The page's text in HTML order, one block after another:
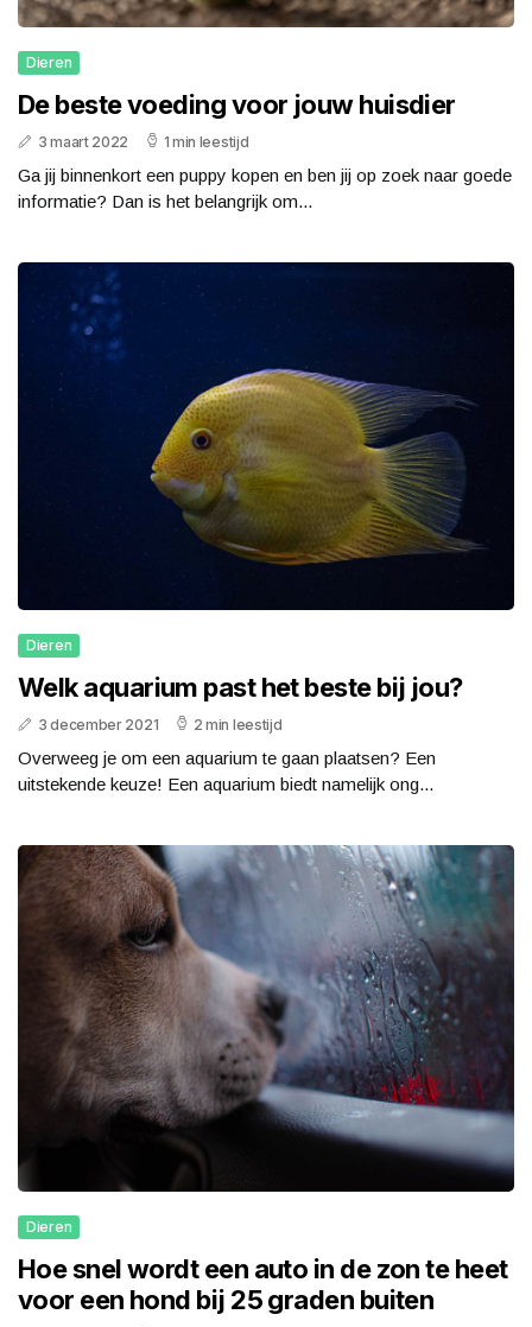
Dieren
De beste voeding voor jouw huisdier
3 maart 2022 1 min leestijd
Ga jij binnenkort een puppy kopen en ben jij op zoek naar goede
informatie? Dan is het belangrijk om...
Dieren
Welk aquarium past het beste bij jou?
3 december 2021 2 min leestijd
Overweeg je om een aquarium te gaan plaatsen? Een
uitstekende keuze! Een aquarium biedt namelijk ong...
Dieren
Hoe snel wordt een auto in de zon te heet
voor een hond bij 25 graden buiten